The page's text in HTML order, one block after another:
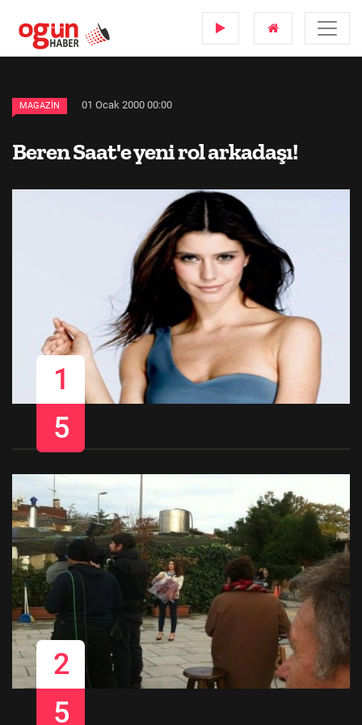
MAGAZIN 01 Ocak 2000 00:00
Beren Saat'e yeni rol arkadaşı!
1
5
2
5